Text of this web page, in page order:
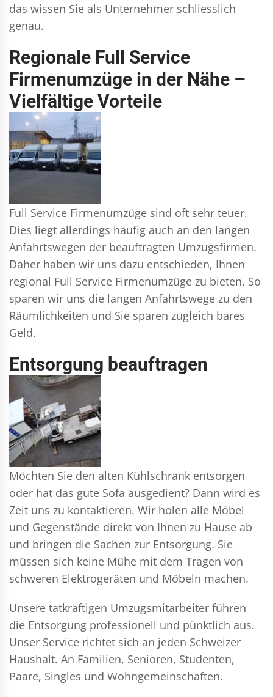
das wissen Sie als Unternehmer schliesslich
genau.
Regionale Full Service
Firmenumzüge in der Nähe –
Vielfältige Vorteile
Full Service Firmenumzüge sind oft sehr teuer.
Dies liegt allerdings häufig auch an den langen
Anfahrtswegen der beauftragten Umzugsfirmen.
Daher haben wir uns dazu entschieden, Ihnen
regional Full Service Firmenumzüge zu bieten. So
sparen wir uns die langen Anfahrtswege zu den
Räumlichkeiten und Sie sparen zugleich bares
Geld.
Entsorgung beauftragen
Möchten Sie den alten Kühlschrank entsorgen
oder hat das gute Sofa ausgedient? Dann wird es
Zeit uns zu kontaktieren. Wir holen alle Möbel
und Gegenstände direkt von Ihnen zu Hause ab
und bringen die Sachen zur Entsorgung. Sie
müssen sich keine Mühe mit dem Tragen von
schweren Elektrogeräten und Möbeln machen.
Unsere tatkräftigen Umzugsmitarbeiter führen
die Entsorgung professionell und pünktlich aus.
Unser Service richtet sich an jeden Schweizer
Haushalt. An Familien, Senioren, Studenten,
Paare, Singles und Wohngemeinschaften.